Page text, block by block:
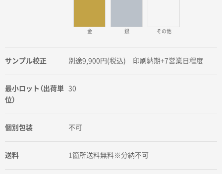
金 銀 その他
サンプル校正 別途9,900円(税込) 印刷納期+7営業日程度
最小ロット（出荷単
位）
30
個別包装 不可
送料 1箇所送料無料※分納不可